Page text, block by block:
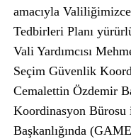
amacıyla
Tedbirleri Planı
Vali Yardımcısı
Seçim Güvenlik
Cemalettin Özdemir
Koordinasyon Bürosu
Başkanlığında